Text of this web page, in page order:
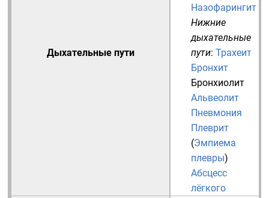
Дыхательные пути
Назофарингит
Нижние
дыхательные
пути: Трахеит
Бронхит
Бронхиолит
Альвеолит
Пневмония
Плеврит
(Эмпиема
плевры)
Абсцесс
лёгкого